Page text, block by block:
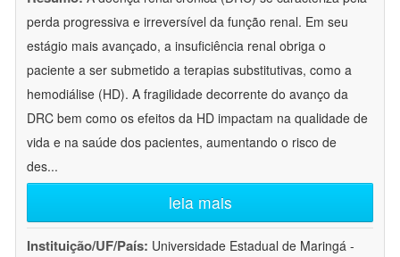
perda progressiva e irreversível da função renal. Em seu
estágio mais avançado, a insuficiência renal obriga o
paciente a ser submetido a terapias substitutivas, como a
hemodiálise (HD). A fragilidade decorrente do avanço da
DRC bem como os efeitos da HD impactam na qualidade de
vida e na saúde dos pacientes, aumentando o risco de
des...
leia mais
Instituição/UF/País: Universidade Estadual de Maringá -